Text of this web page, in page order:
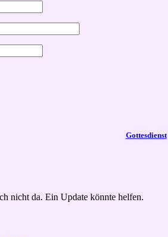
Gottesdienst
nicht da. Ein Update könnte helfen.